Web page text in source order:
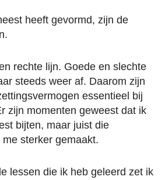
heeft gevormd, zijn de
rechte lijn. Goede en slechte
steeds weer af. Daarom zijn
essentieel bij
zijn momenten geweest dat ik
bijten, maar juist die
sterker gemaakt.
lessen die ik heb geleerd zet ik